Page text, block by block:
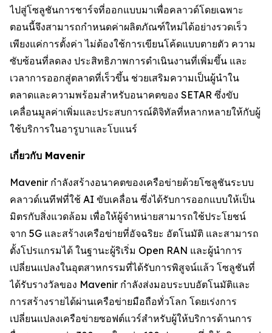
ไปสู่โซลูชันการชาร์จที่ออกแบบมาเพื่อคลาวด์โดยเฉพาะ
ตอนนี้จึงสามารถกำหนดค่าผลิตภัณฑ์ใหม่ได้อย่างรวดเร็ว
เพียงแค่การตั้งค่า ไม่ต้องใช้การเขียนโค้ดแบบตายตัว ความ
ซับซ้อนที่ลดลง ประสิทธิภาพการดำเนินงานที่เพิ่มขึ้น และ
เวลาการออกสู่ตลาดที่เร็วขึ้น ช่วยเสริมความเป็นผู้นำใน
ตลาดและความพร้อมสำหรับอนาคตของ SETAR ซึ่งขับ
เคลื่อนมูลค่าเพิ่มและประสบการณ์ดิจิทัลที่หลากหลายให้กับผู้
ใช้บริการในอารูบาและโบแนร์
เกี่ยวกับ Mavenir
Mavenir กำลังสร้างอนาคตของเครือข่ายด้วยโซลูชันระบบ
คลาวด์เนทีฟที่ใช้ AI ขับเคลื่อน ซึ่งได้รับการออกแบบให้เป็น
มิตรกับสิ่งแวดล้อม เพื่อให้ผู้จำหน่ายสามารถใช้ประโยชน์
จาก 5G และสร้างเครือข่ายที่อัจฉริยะ อัตโนมัติ และสามารถ
ตั้งโปรแกรมได้ ในฐานะผู้ริเริ่ม Open RAN และผู้นำการ
เปลี่ยนแปลงในอุตสาหกรรมที่ได้รับการพิสูจน์แล้ว โซลูชันที่
ได้รับรางวัลของ Mavenir กำลังส่งมอบระบบอัตโนมัติและ
การสร้างรายได้ผ่านเครือข่ายมือถือทั่วโลก โดยเร่งการ
เปลี่ยนแปลงเครือข่ายซอฟต์แวร์สำหรับผู้ให้บริการด้านการ